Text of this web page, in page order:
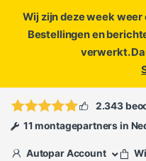
Wij zijn deze week
Bestellingen en
verwerkt.
2.343
11 montagepartners in
Autopar Account